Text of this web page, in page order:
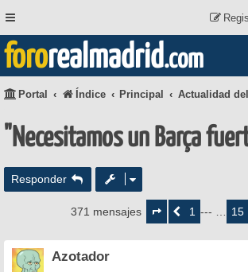
fororealmadrid.com
Portal Índice Principal Actualidad
"Necesitamos un Barça
Responder
371 mensajes
Página
deAnterior1 --- … 15
Azotador